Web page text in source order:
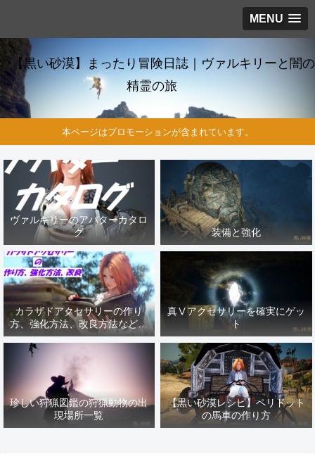
MENU
【黒い砂漠】まったり冒険日誌｜ヴァルキリーと闇の
精霊の旅
本ページはプロモーションが含まれています。
ヴァルキリーのアバターカタロ
グ
装備と強化
カラザドアクセサリーの作り
方、強化方法、改良方法などま
とめ【黒い砂漠冒険日誌１４１
真Ⅴアクセサリーを確実にゲッ
ト
珍しい狩猟図鑑の狩猟動物の出
現場所一覧
【黒い砂漠レシピ】ペリドット
の馬車の作り方